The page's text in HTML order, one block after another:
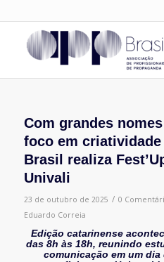
Com grandes
foco em
Brasil realiza
Univali
23 de outubro de 2025 / 0
Eduardo Correia
Edição catarinense
das 8h às 18h, reunindo
comunicação em um